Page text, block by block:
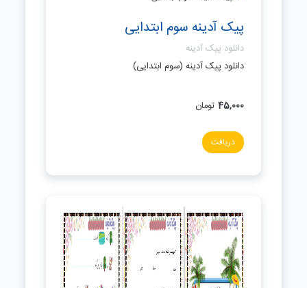
پیک آدینه سوم ابتدایی
دانلود پیک آدینه
دانلود پیک آدینه (سوم ابتدایی)
45,000 تومان
دریافت